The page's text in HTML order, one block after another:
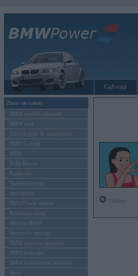
Galvenā
Ziņas un raksti
BMW modeļu jaunumi
BMW testi
Tehnoloģijas & sasniegumi
BMW Latvijā
MINI
Rolls-Royce
Pasākumi
Vadāmības tests
Autosports
BMWPower aktuāli
Reklāmas raksti
Mēneša BMW
Sērijveida tūnings
BMW pasaules jaunumi
BMW koncepti
BMW konkurentu jaunumi
Moto